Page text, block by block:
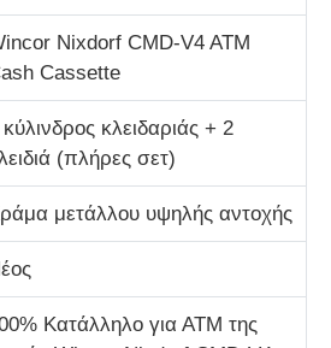
Nixdorf CMD-V4 ATM
Cassette
κλειδαριάς + 2
(πλήρες σετ)
μετάλλου υψηλής αντοχής
Κατάλληλο για ΑΤΜ της